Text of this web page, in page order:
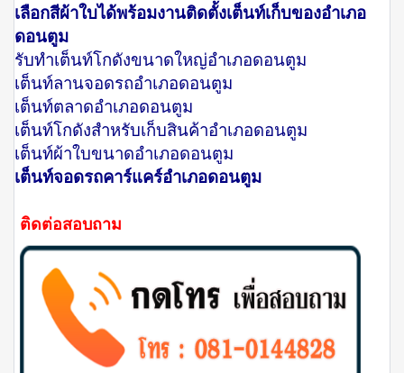
เลือกสีผ้าใบได้พร้อมงานติดตั้งเต็นท์เก็บของอำเภอ
ดอนตูม
รับทำเต็นท์โกดังขนาดใหญ่อำเภอดอนตูม
เต็นท์ลานจอดรถอำเภอดอนตูม
เต็นท์ตลาดอำเภอดอนตูม
เต็นท์โกดังสำหรับเก็บสินค้าอำเภอดอนตูม
เต็นท์ผ้าใบขนาดอำเภอดอนตูม
เต็นท์จอดรถคาร์แคร์อำเภอดอนตูม
ติดต่อสอบถาม